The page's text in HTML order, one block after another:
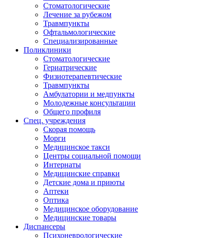
Стоматологические
Лечение за рубежом
Травмпункты
Офтальмологические
Специализированные
Поликлиники
Стоматологические
Гериатрические
Физиотерапевтические
Травмпункты
Амбулатории и медпункты
Молодежные консультации
Общего профиля
Спец. учреждения
Скорая помощь
Морги
Медицинское такси
Центры социальной помощи
Интернаты
Медицинские справки
Детские дома и приюты
Аптеки
Оптика
Медицинское оборудование
Медицинские товары
Диспансеры
Психоневрологические